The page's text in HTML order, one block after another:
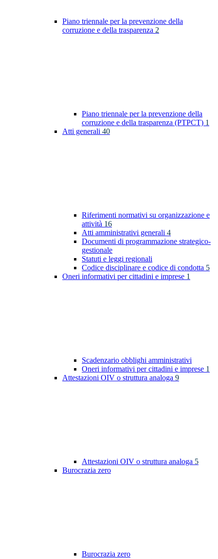
Piano triennale per la prevenzione della
corruzione e della trasparenza 2
Piano triennale per la prevenzione della
corruzione e della trasparenza (PTPCT) 1
Atti generali 40
Riferimenti normativi su organizzazione e
attività 16
Atti amministrativi generali 4
Documenti di programmazione strategico-
gestionale
Statuti e leggi regionali
Codice disciplinare e codice di condotta 5
Oneri informativi per cittadini e imprese 1
Scadenzario obblighi amministrativi
Oneri informativi per cittadini e imprese 1
Attestazioni OIV o struttura analoga 9
Attestazioni OIV o struttura analoga 5
Burocrazia zero
Burocrazia zero